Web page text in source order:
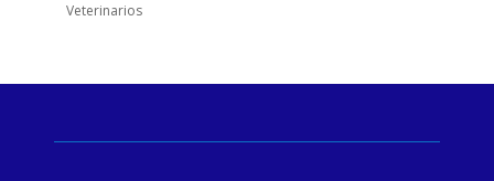
Veterinarios